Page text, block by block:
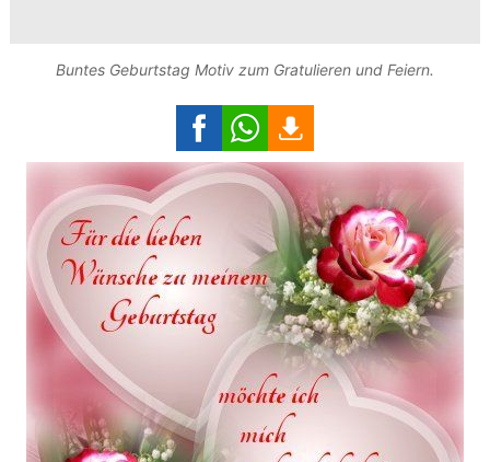
Buntes Geburtstag Motiv zum Gratulieren und Feiern.